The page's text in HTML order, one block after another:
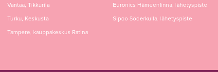
Vantaa, Tikkurila
Turku, Keskusta
Tampere, kauppakeskus Ratina
Euronics Hämeenlinna, lähetyspiste
Sipoo Söderkulla, lähetyspiste